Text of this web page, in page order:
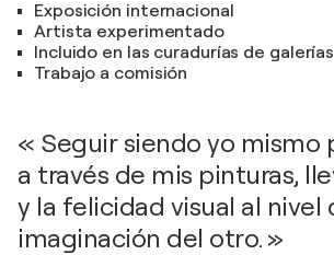
Exposición internacional
Artista experimentado
Incluido en las curadurías de galerías
Trabajo a comisión
« Seguir siendo yo mismo
a través de mis pinturas,
y la felicidad visual al nivel
imaginación del otro. »